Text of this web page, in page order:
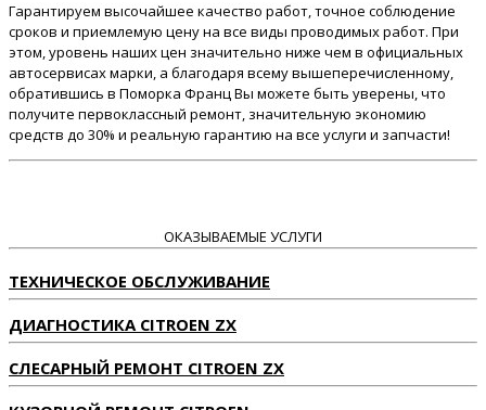
Гарантируем высочайшее качество работ, точное соблюдение
сроков и приемлемую цену на все виды проводимых работ. При
этом, уровень наших цен значительно ниже чем в официальных
автосервисах марки, а благодаря всему вышеперечисленному,
обратившись в Поморка Франц Вы можете быть уверены, что
получите первоклассный ремонт, значительную экономию
средств до 30% и реальную гарантию на все услуги и запчасти!
ОКАЗЫВАЕМЫЕ УСЛУГИ
ТЕХНИЧЕСКОЕ ОБСЛУЖИВАНИЕ
ДИАГНОСТИКА CITROEN ZX
СЛЕСАРНЫЙ РЕМОНТ CITROEN ZX